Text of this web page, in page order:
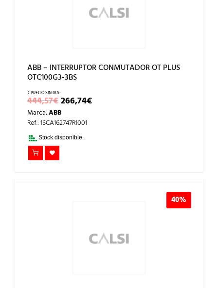
ABB – INTERRUPTOR CONMUTADOR OT PLUS
OTC100G3-3BS
444,57€EL
PRECIO
ORIGINAL
ERA:
444,57€.
266,74€EL
PRECIO
Marca:ABB
Ref.: 1SCA162747R1001
Stock disponible.
40%